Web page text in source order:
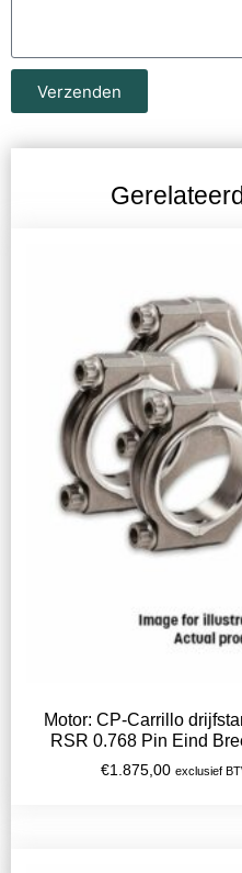
Verzenden
Motor: CP-Carrillo
RSR 0.768 Pin Eind
€1.875,00 exclusief